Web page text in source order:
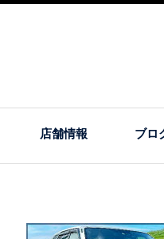
店舗情報 ブロ